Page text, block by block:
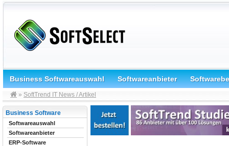
Business Softwareauswahl Softwareanbieter
» SoftTrend IT News / Artikel
Business Software
Softwareauswahl
Softwareanbieter
ERP-Software